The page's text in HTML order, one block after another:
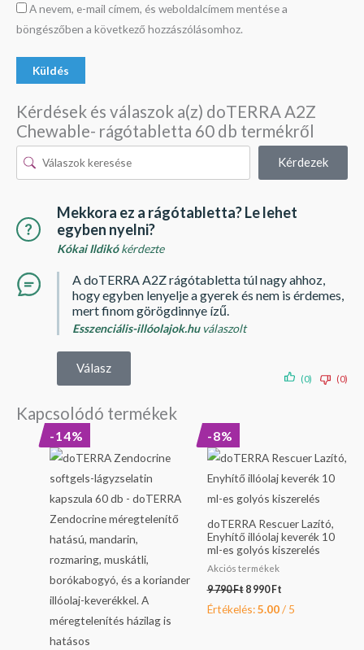
A nevem, e-mail címem, és weboldalcímem mentése a
böngészőben a következő hozzászólásomhoz.
Kérdések és válaszok a(z) doTERRA A2Z
Chewable- rágótabletta 60 db termékről
Kérdezek
Mekkora ez a rágótabletta? Le lehet
egyben nyelni?
Kókai Ildikókérdezte
A doTERRA A2Z rágótabletta túl nagy ahhoz,
hogy egyben lenyelje a gyerek és nem is érdemes,
mert finom görögdinnye ízű.
Esszenciális-illóolajok.huválaszolt
Válasz
(0) (0)
Kapcsolódó termékek
-14%
was:
190 Ft.
is:
990 Ft.
-8%
doTERRA Rescuer Lazító,
Enyhítő illóolaj keverék 10
ml-es golyós kiszerelés
Akciós termékek
9 790Ft
was:
790 Ft.
8 990 Ft
is:
990 Ft.
Értékelés:5.00/ 5